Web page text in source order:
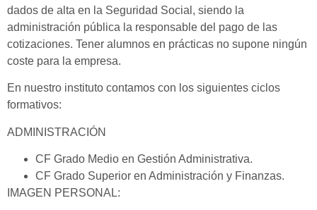
dados de alta en la Seguridad Social, siendo la
administración pública la responsable del pago de las
cotizaciones. Tener alumnos en prácticas no supone ningún
coste para la empresa.
En nuestro instituto contamos con los siguientes ciclos
formativos:
ADMINISTRACIÓN
CF Grado Medio en Gestión Administrativa.
CF Grado Superior en Administración y Finanzas.
IMAGEN PERSONAL: